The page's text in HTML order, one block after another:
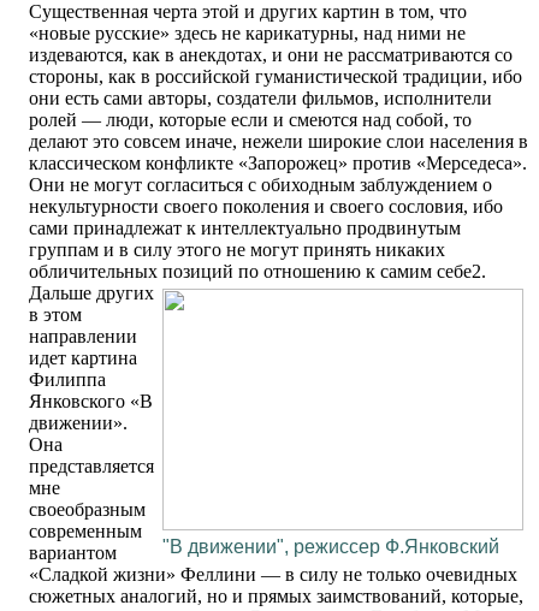
Существенная черта этой и других картин в том, что
«новые русские» здесь не карикатурны, над ними не
издеваются, как в анекдотах, и они не рассматриваются со
стороны, как в российской гуманистической традиции, ибо
они есть сами авторы, создатели фильмов, исполнители
ролей — люди, которые если и смеются над собой, то
делают это совсем иначе, нежели широкие слои населения в
классическом конфликте «Запорожец» против «Мерседеса».
Они не могут согласиться с обиходным заблуждением о
некультурности своего поколения и своего сословия, ибо
сами принадлежат к интеллектуально продвинутым
группам и в силу этого не могут принять никаких
обличительных позиций по отношению к самим себе2.
"В движении", режиссер Ф.Янковский
Дальше других
в этом
направлении
идет картина
Филиппа
Янковского «В
движении».
Она
представляется
мне
своеобразным
современным
вариантом
«Сладкой жизни» Феллини — в силу не только очевидных
сюжетных аналогий, но и прямых заимствований, которые,